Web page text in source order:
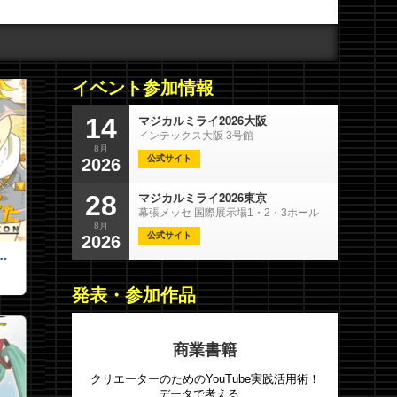
イベント参加情報
14
8月
2026
マジカルミライ2026大阪
インテックス大阪 3号館
公式サイト
28
8月
2026
マジカルミライ2026東京
幕張メッセ 国際展示場1・2・3ホール
公式サイト
発表・参加作品
商業書籍
クリエーターのためのYouTube実践活用術！
データで考える、